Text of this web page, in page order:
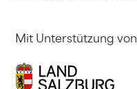
Mit Unterstützung von